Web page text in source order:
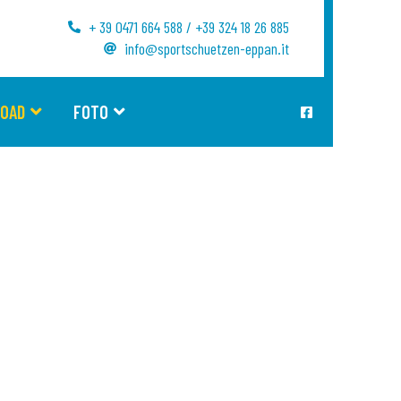
+ 39 0471 664 588 / +39 324 18 26 885
info@sportschuetzen-eppan.it
FOTO